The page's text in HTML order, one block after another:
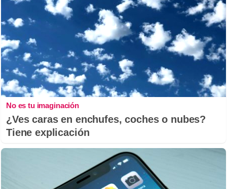
No es tu imaginación
¿Ves caras en enchufes, coches o nubes?
Tiene explicación